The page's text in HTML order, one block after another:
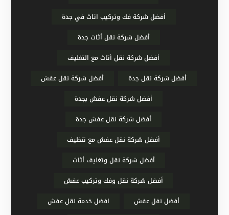
أفضل شركة فك وتركيب اثاث في جدة
أفضل شركة نقل أثاث جدة
أفضل شركة نقل أثاث مع التغليف
أفضل شركة نقل جدة
أفضل شركة نقل عفش
أفضل شركة نقل عفش بجدة
أفضل شركة نقل عفش جدة
أفضل شركة نقل عفش مع تنظيف
أفضل شركة نقل وتغليف أثاث
أفضل شركة نقل وفك وتركيب عفش
أفضل نفل عفش
افضل خدمة نقل عفش